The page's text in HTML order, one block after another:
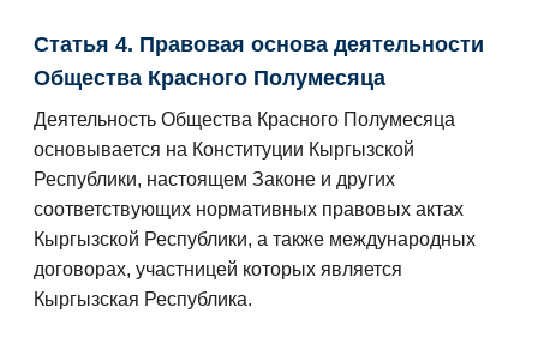
Статья 4. Правовая основа деятельности
Общества Красного Полумесяца
Деятельность Общества Красного Полумесяца
основывается на Конституции Кыргызской
Республики, настоящем Законе и других
соответствующих нормативных правовых актах
Кыргызской Республики, а также международных
договорах, участницей которых является
Кыргызская Республика.